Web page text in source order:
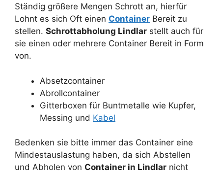
Ständig größere Mengen Schrott an, hierfür
Lohnt es sich Oft einen Container Bereit zu
stellen. Schrottabholung Lindlar stellt auch für
sie einen oder mehrere Container Bereit in Form
von.
Absetzcontainer
Abrollcontainer
Gitterboxen für Buntmetalle wie Kupfer,
Messing und Kabel
Bedenken sie bitte immer das Container eine
Mindestauslastung haben, da sich Abstellen
und Abholen von Container in Lindlar nicht